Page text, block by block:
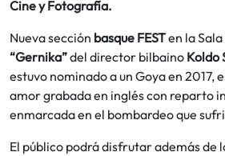
Cine y Fotografía.
Nueva sección basque FESTen la
“Gernika”del director bilbaino Koldo
estuvo nominado a un Goya en 2017,
amor grabada en inglés con reparto
enmarcada en el bombardeo que
El público podrá disfrutar además de